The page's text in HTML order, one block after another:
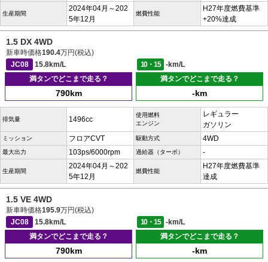
生産期間
2024年04月～202
5年12月
燃費性能
H27年度燃費基準
+20%達成
1.5 DX 4WD
新車時価格190.4万円(税込)
JC08
15.8km/L 10・15
-km/L
満タンでどこまで走る？
790km
満タンでどこまで走る？
-km
排気量 1496cc
使用燃料
エンジン
レギュラー
ガソリン
ミッション フロアCVT 駆動方式 4WD
最大出力 103ps/6000rpm 過給器（ターボ） -
生産期間
2024年04月～202
5年12月
燃費性能
H27年度燃費基準
達成
1.5 VE 4WD
新車時価格195.9万円(税込)
JC08
15.8km/L 10・15
-km/L
満タンでどこまで走る？
790km
満タンでどこまで走る？
-km